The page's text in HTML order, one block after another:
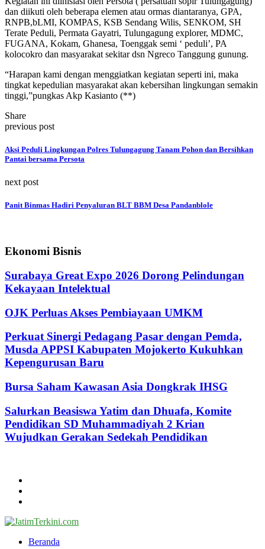
dan diikuti oleh beberapa elemen atau ormas diantaranya, GPA,
RNPB,bLMI, KOMPAS, KSB Sendang Wilis, SENKOM, SH
Terate Peduli, Permata Gayatri, Tulungagung explorer, MDMC,
FUGANA, Kokam, Ghanesa, Toenggak semi ‘ peduli’, PA
kolocokro dan masyarakat sekitar dsn Ngreco Tanggung gunung.
“Harapan kami dengan menggiatkan kegiatan seperti ini, maka
tingkat kepedulian masyarakat akan kebersihan lingkungan semakin
tinggi,”pungkas Akp Kasianto (**)
Share
previous post
Aksi Peduli Lingkungan Polres Tulungagung Tanam Pohon dan Bersihkan
Pantai bersama Persota
next post
Panit Binmas Hadiri Penyaluran BLT BBM Desa Pandanblole
Ekonomi Bisnis
Surabaya Great Expo 2026 Dorong Pelindungan
Kekayaan Intelektual
OJK Perluas Akses Pembiayaan UMKM
Perkuat Sinergi Pedagang Pasar dengan Pemda,
Musda APPSI Kabupaten Mojokerto Kukuhkan
Kepengurusan Baru
Bursa Saham Kawasan Asia Dongkrak IHSG
Salurkan Beasiswa Yatim dan Dhuafa, Komite
Pendidikan SD Muhammadiyah 2 Krian
Wujudkan Gerakan Sedekah Pendidikan
Beranda